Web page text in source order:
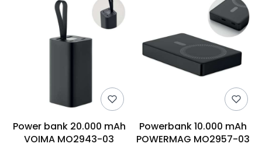
Power bank 20.000 mAh
VOIMA MO2943-03
Powerbank 10.000 mAh
POWERMAG MO2957-03